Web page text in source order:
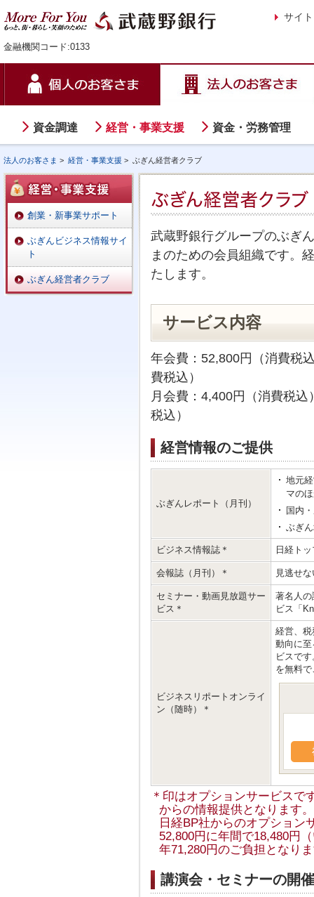
金融機関コード:0133
サイ
資金調達 経営・事業支援 資金・労務管理
法人のお客さま > 経営・事業支援 > ぶぎん経営者クラブ
創業・新事業サポート
ぶぎんビジネス情報サイ
ト
ぶぎん経営者クラブ
武蔵野銀行グループのぶぎ
まのための会員組織です。
たします。
サービス内容
年会費：52,800円（消費税
費税込）
月会費：4,400円（消費税
税込）
経営情報のご提供
ぶぎんレポート（月刊）
地元
マの
国内
ぶぎ
ビジネス情報誌＊ 日経ト
会報誌（月刊）＊ 見逃せ
セミナー・動画見放題サー
ビス＊
著名人
ビス「
ビジネスリポートオンライ
ン（随時）＊
経営、
動向に
ビスで
を無料
＊印はオプションサービスで
からの情報提供となります。
日経BP社からのオプション
52,800円に年間で18,480円
年71,280円のご負担となり
講演会・セミナーの開